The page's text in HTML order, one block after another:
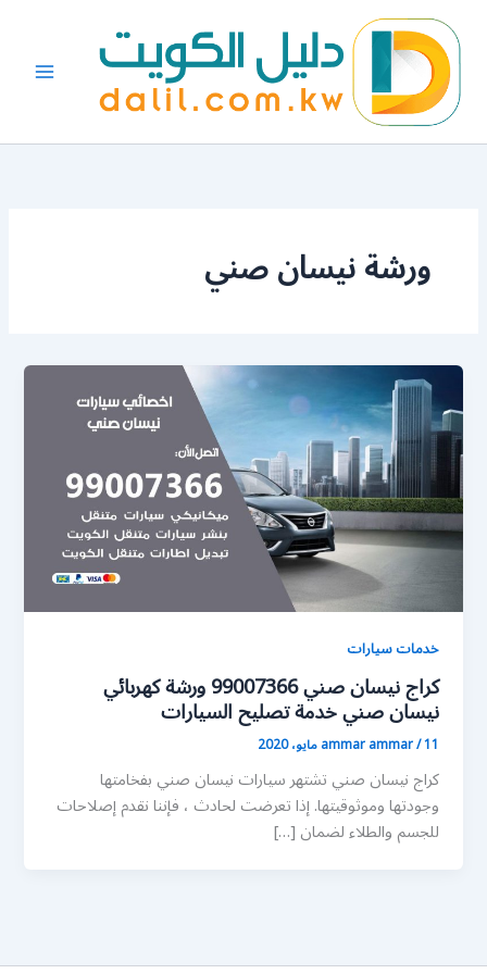
المحتوى
ورشة نيسان صني
خدمات سيارات
كراج نيسان صني 99007366 ورشة كهربائي
نيسان صني خدمة تصليح السيارات
ammar ammar/11 مايو، 2020
كراج نيسان صني تشتهر سيارات نيسان صني بفخامتها
وجودتها وموثوقيتها. إذا تعرضت لحادث ، فإننا نقدم إصلاحات
للجسم والطلاء لضمان […]